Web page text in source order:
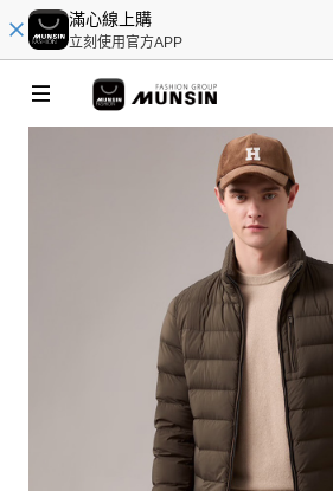
滿心線上購
立刻使用官方APP